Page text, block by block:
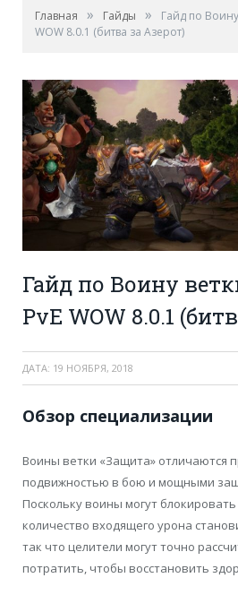
Главная » Гайды »
Гайд по
WOW 8.0.1 (битва за Азерот)
Гайд по Воину
PvE WOW 8.0.1
ДАТА: 19 НОЯБРЯ, 2018
Обзор специализации
Воины ветки «Защита» отличаются
подвижностью в бою и мощными
Поскольку воины могут
количество входящего урона
так что целители могут точно
потратить, чтобы восстановить